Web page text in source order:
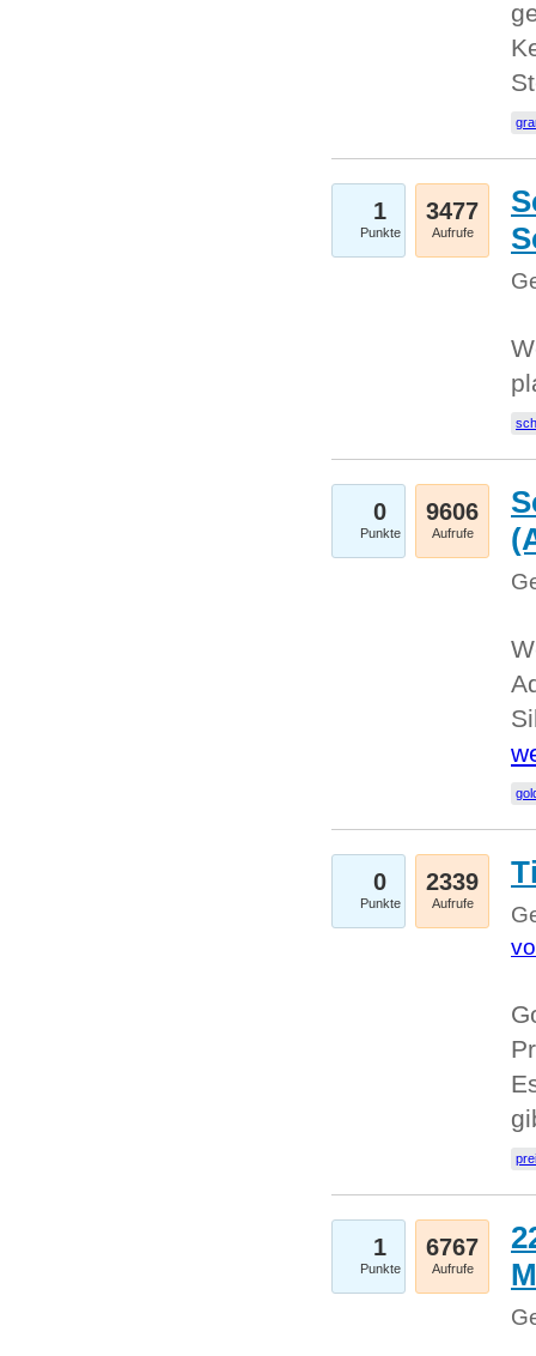
1
Punkte
3477
Aufrufe
0
Punkte
9606
Aufrufe
0
Punkte
2339
Aufrufe
1
Punkte
6767
Aufrufe